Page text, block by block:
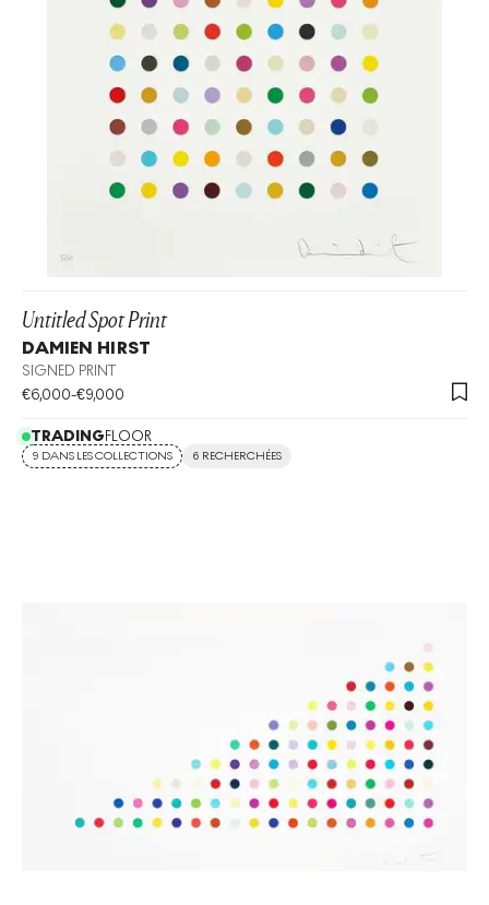
Untitled Spot Print
DAMIEN HIRST
SIGNED PRINT
€6,000-€9,000
TRADINGFLOOR
9 DANS LES COLLECTIONS 6 RECHERCHÉES